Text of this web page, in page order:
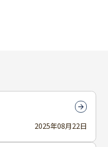
2025年08月22日